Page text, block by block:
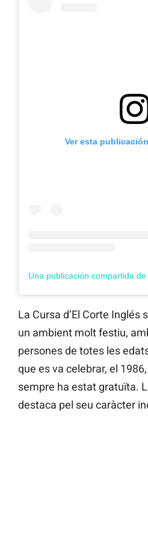
Ver esta
La Cursa d’El Corte Inglés
un ambient molt festiu,
persones de totes les
que es va celebrar, el
sempre ha estat gratuïta.
destaca pel seu caràcter